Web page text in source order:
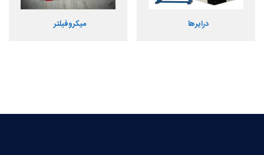
درایرها میکروفیلتر